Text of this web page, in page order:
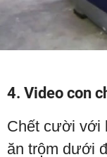
4. Video con
Chết cười với
ăn trộm dưới